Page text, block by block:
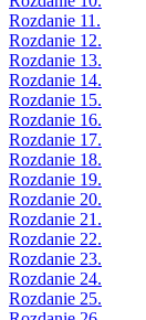
Rozdanie 11.
Rozdanie 12.
Rozdanie 13.
Rozdanie 14.
Rozdanie 15.
Rozdanie 16.
Rozdanie 17.
Rozdanie 18.
Rozdanie 19.
Rozdanie 20.
Rozdanie 21.
Rozdanie 22.
Rozdanie 23.
Rozdanie 24.
Rozdanie 25.